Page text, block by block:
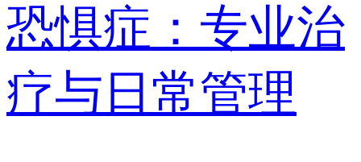
恐惧症：专业治
疗与日常管理